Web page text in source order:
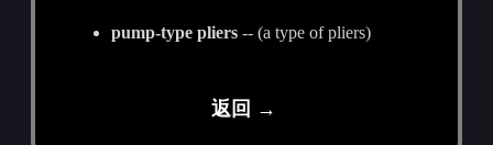
pump-type pliers -- (a type of pliers)
返回 →